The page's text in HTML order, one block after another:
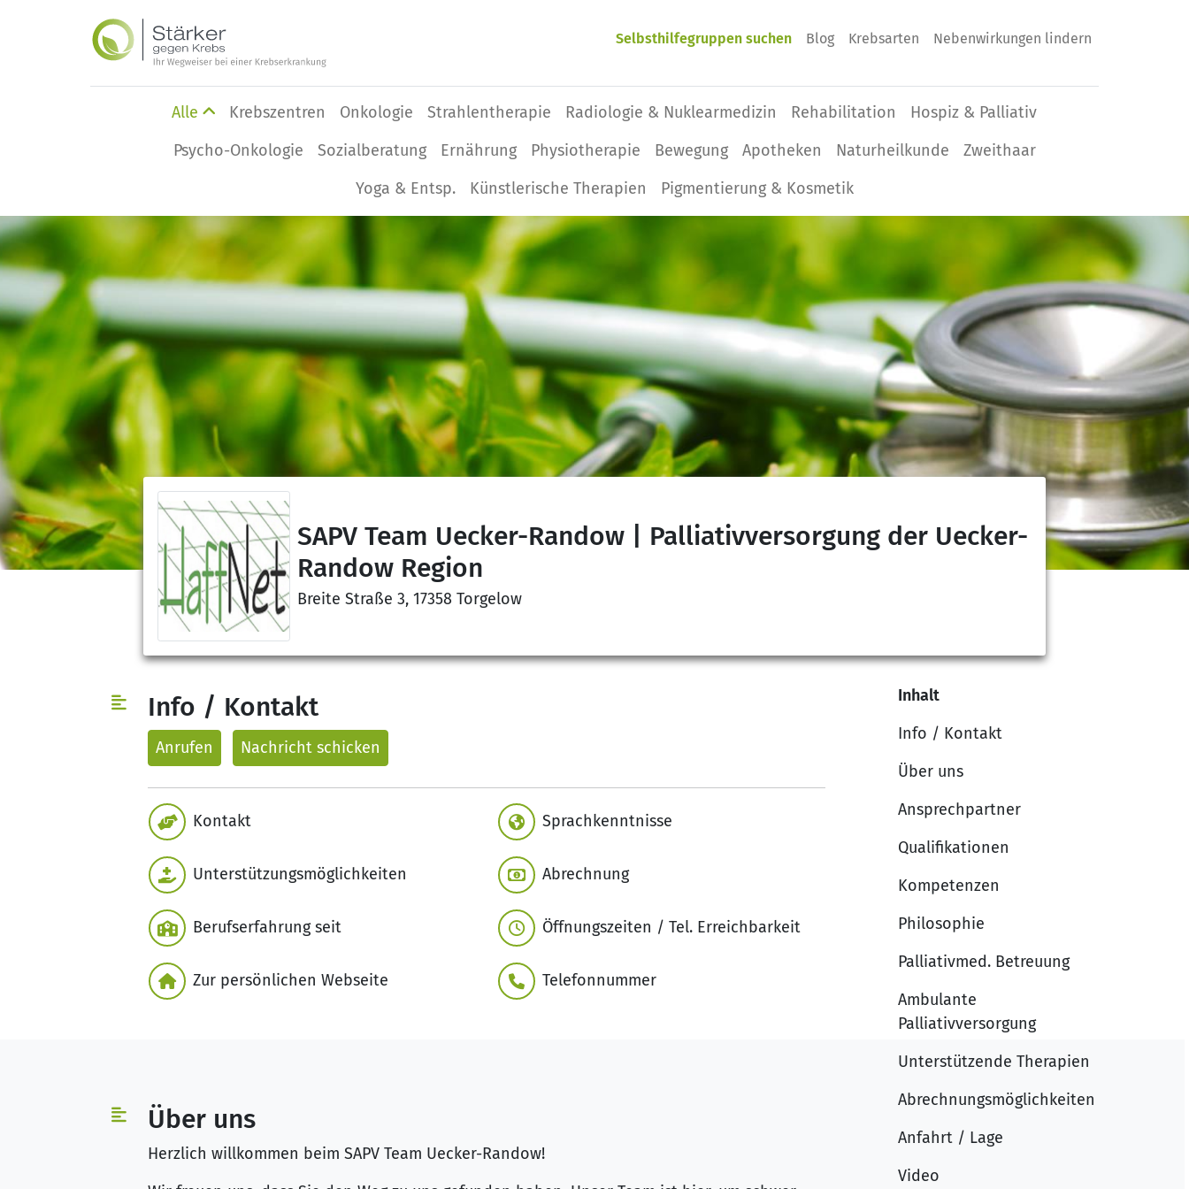
Selbsthilfegruppen suchen Blog Krebsarten Nebenwirkungen lindern
Alle Krebszentren Onkologie Strahlentherapie Radiologie & Nuklearmedizin Rehabilitation
Hospiz & Palliativ
Psycho-Onkologie
Sozialberatung Ernährung Physio­therapie Bewegung Apotheken Naturheilkunde
Zweithaar
Yoga & Entsp.
Künstlerische Therapien Pigmentierung & Kosmetik
SAPV Team Uecker-Randow | Palliativversorgung der Uecker-
Randow Region
Breite Straße 3, 17358 Torgelow
Info / Kontakt
Anrufen Nachricht schicken
Kontakt
Unterstützungsmöglichkeiten
Berufserfahrung seit
Zur persönlichen Webseite
Sprachkenntnisse
Abrechnung
Öffnungszeiten / Tel. Erreichbarkeit
Telefonnummer
Über uns
Herzlich willkommen beim SAPV Team Uecker-Randow!
Inhalt
Info / Kontakt
Über uns
Ansprechpartner
Qualifikationen
Kompetenzen
Philosophie
Palliativmed. Betreuung
Ambulante
Palliativversorgung
Unterstützende Therapien
Abrechnungsmöglichkeiten
Anfahrt / Lage
Video